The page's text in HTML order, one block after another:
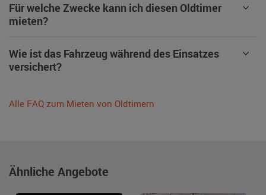
Für welche Zwecke kann ich diesen Oldtimer
mieten?
Wie ist das Fahrzeug während des Einsatzes
versichert?
Alle FAQ zum Mieten von Oldtimern
Ähnliche Angebote